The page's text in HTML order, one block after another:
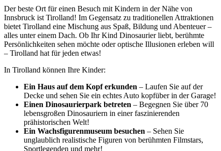
Der beste Ort für einen Besuch mit Kindern in der Nähe von
Innsbruck ist Tirolland! Im Gegensatz zu traditionellen Attraktionen
bietet Tirolland eine Mischung aus Spaß, Bildung und Abenteuer –
alles unter einem Dach. Ob Ihr Kind Dinosaurier liebt, berühmte
Persönlichkeiten sehen möchte oder optische Illusionen erleben will
– Tirolland hat für jeden etwas!
In Tirolland können Ihre Kinder:
Ein Haus auf dem Kopf erkunden – Laufen Sie auf der
Decke und sehen Sie ein echtes Auto kopfüber in der Garage!
Einen Dinosaurierpark betreten – Begegnen Sie über 70
lebensgroßen Dinosauriern in einer faszinierenden
prähistorischen Welt!
Ein Wachsfigurenmuseum besuchen – Sehen Sie
unglaublich realistische Figuren von berühmten Filmstars,
Sportlegenden und mehr!